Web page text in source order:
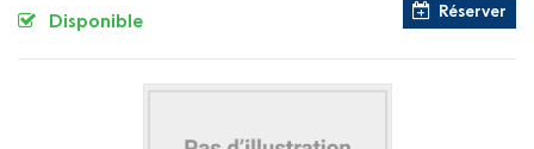
Réserver
Disponible